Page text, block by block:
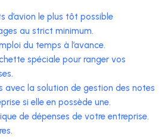
d’avion le plus tôt possible
au strict minimum.
du temps à l’avance.
spéciale pour ranger vos
avec la solution de gestion des notes
si elle en possède une.
de dépenses de votre entreprise.